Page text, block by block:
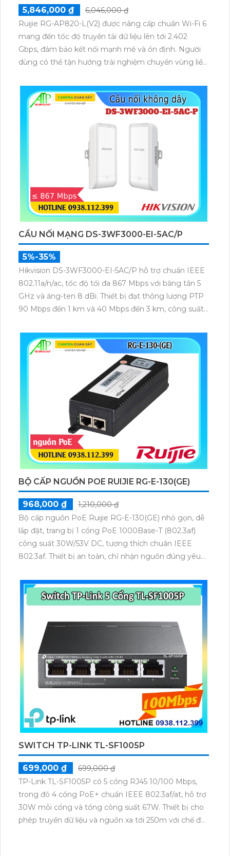
5,846,000 ₫
6,046,000 ₫
Ruijie RG-AP820-L(V2) được nâng cấp chuẩn Wi-Fi 6
mang đến tốc độ truyền tải dữ liệu lên tới 2.402
Gbps, đảm bảo kết nối mạnh mẽ và ổn định. Người
dùng có thể tận hưởng trải nghiệm chuyển vùng liền
chuyển trong không gian rộng.
CẦU NỐI MẠNG DS-3WF3000-EI-5AC/P
5%-35%
Hikvision DS-3WF3000-EI-5AC/P hỗ trợ chuẩn IEEE
802.11a/n/ac, tốc độ tối đa 867 Mbps với băng tần 5
GHz và ăng-ten 8 dBi. Thiết bị đạt thông lượng PTP
90 Mbps đến 1 km và 40 Mbps đến 3 km, công suất
tải dữ liệu và video giám sát ổn định ở khoảng cách
xa.
BỘ CẤP NGUỒN POE RUIJIE RG-E-130(GE)
968,000 ₫
1,210,000 ₫
Bộ cấp nguồn PoE Ruijie RG-E-130(GE) nhỏ gọn, dễ
lắp đặt, trang bị 1 cổng PoE 1000Base-T (802.3af)
công suất 30W/53V DC, tương thích chuẩn IEEE
802.3af. Thiết bị an toàn, chỉ nhận nguồn đúng yêu
UL/cUL và GS, đảm bảo cung cấp nguồn ổn định cho
các thiết bị Wi-Fi.
SWITCH TP-LINK TL-SF1005P
699,000 ₫
699,000 ₫
TP-Link TL-SF1005P có 5 cổng RJ45 10/100 Mbps,
trong đó 4 cổng PoE+ chuẩn IEEE 802.3af/at, hỗ trợ
30W mỗi cổng và tổng công suất 67W. Thiết bị cho
phép truyền dữ liệu và nguồn xa tới 250m với chế độ